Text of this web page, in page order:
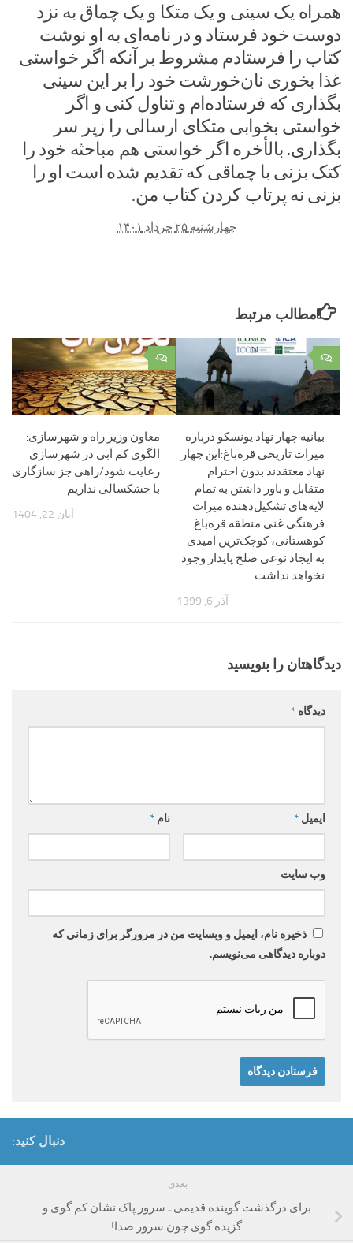
همراه یک سینی و یک متکا و یک چماق به نزد
دوست خود فرستاد و در نامه‌ای به او نوشت
کتاب را فرستادم مشروط بر آنکه اگر خواستی
غذا بخوری نان‌خورشت خود را بر این سینی
بگذاری که فرستاده‌ام و تناول کنی و اگر
خواستی بخوابی متکای ارسالی را زیر سر
بگذاری. بالأخره اگر خواستی هم مباحثه خود را
کتک بزنی با چماقی که تقدیم شده است او را
بزنی نه پرتاب کردن کتاب من.
چهارشنبه ۲۵ خرداد ۱۴۰۱
مطالب مرتبط
۰
معاون وزیر راه و شهرسازی:
الگوی کم آبی در شهرسازی
رعایت شود/راهی جز سازگاری
با خشکسالی نداریم
آبان 22, 1404
۰
بیانیه چهار نهاد یونسکو درباره
میراث تاریخی قره‌باغ:این چهار
نهاد معتقدند بدون احترام
متقابل و باور داشتن به تمام
لایه‌های تشکیل‌دهنده‌ میراث
فرهنگی غنی منطقه‌ قره‌باغ
کوهستانی، کوچک‌ترین امیدی
به ایجاد نوعی صلح پایدار وجود
نخواهد نداشت
آذر 6, 1399
دیدگاهتان را بنویسید
دیدگاه *
نام * ایمیل *
وب‌ سایت
ذخیره نام، ایمیل و وبسایت من در مرورگر برای زمانی که
دوباره دیدگاهی می‌نویسم.
دنبال کنید:
بعدی
برای درگذشت گوینده قدیمی ـ سرور پاک نشان کم گوی و
گزیده گوی چون سرور صدا!